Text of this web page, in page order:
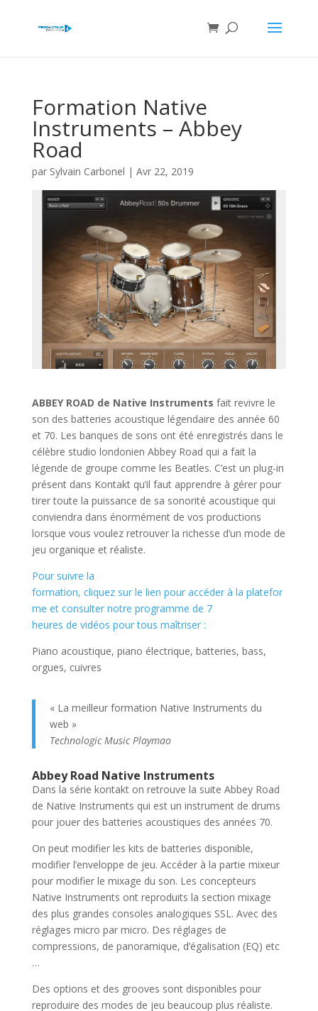
Formation Native
Instruments – Abbey
Road
par Sylvain Carbonel | Avr 22, 2019
ABBEY ROAD de Native Instruments fait revivre le
son des batteries acoustique légendaire des année 60
et 70. Les banques de sons ont été enregistrés dans le
célèbre studio londonien Abbey Road qui a fait la
légende de groupe comme les Beatles. C’est un plug-in
présent dans Kontakt qu’il faut apprendre à gérer pour
tirer toute la puissance de sa sonorité acoustique qui
conviendra dans énormément de vos productions
lorsque vous voulez retrouver la richesse d’un mode de
jeu organique et réaliste.
Pour suivre la
formation, cliquez sur le lien pour accéder à la platefor
me et consulter notre programme de 7
heures de vidéos pour tous maîtriser :
Piano acoustique, piano électrique, batteries, bass,
orgues, cuivres
« La meilleur formation Native Instruments du
web »
Technologic Music Playmao
Abbey Road Native Instruments
Dans la série kontakt on retrouve la suite Abbey Road
de Native Instruments qui est un instrument de drums
pour jouer des batteries acoustiques des années 70.
On peut modifier les kits de batteries disponible,
modifier l’enveloppe de jeu. Accéder à la partie mixeur
pour modifier le mixage du son. Les concepteurs
Native Instruments ont reproduits la section mixage
des plus grandes consoles analogiques SSL. Avec des
réglages micro par micro. Des réglages de
compressions, de panoramique, d’égalisation (EQ) etc
…
Des options et des grooves sont disponibles pour
reproduire des modes de jeu beaucoup plus réaliste.